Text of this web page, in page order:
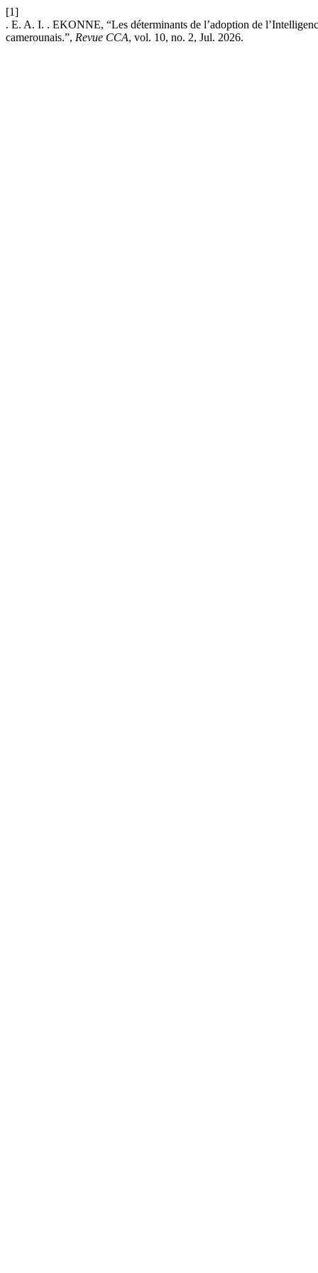
[1]
. E. A. I. . EKONNE, “Les déterminants de l’adoption de
camerounais.”, Revue CCA, vol. 10, no. 2, Jul. 2026.